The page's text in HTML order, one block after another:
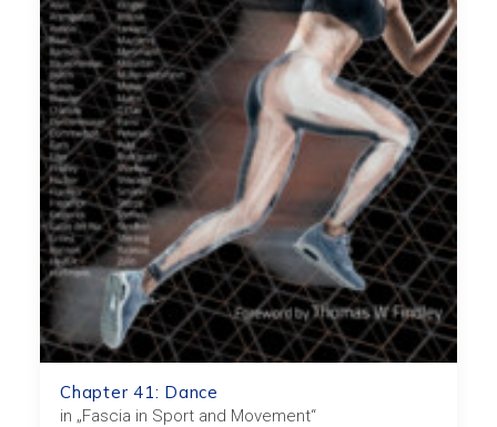
Chapter 41: Dance
in „Fascia in Sport and Movement“